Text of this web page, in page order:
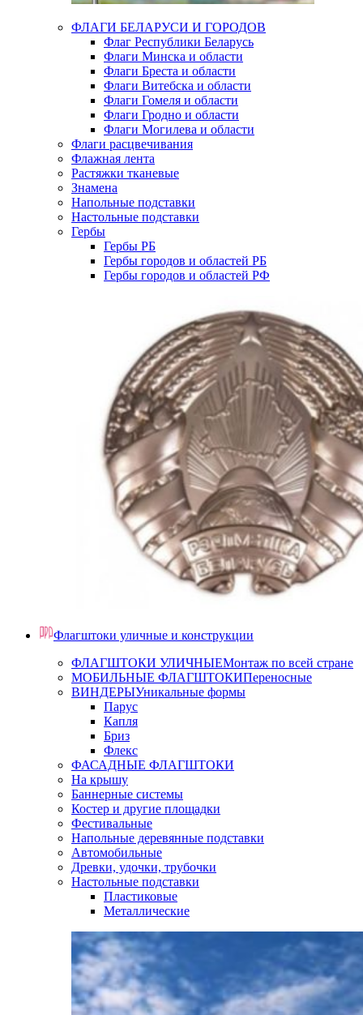
ФЛАГИ БЕЛАРУСИ И ГОРОДОВ
Флаг Республики Беларусь
Флаги Минска и области
Флаги Бреста и области
Флаги Витебска и области
Флаги Гомеля и области
Флаги Гродно и области
Флаги Могилева и области
Флаги расцвечивания
Флажная лента
Растяжки тканевые
Знамена
Напольные подставки
Настольные подставки
Гербы
Гербы РБ
Гербы городов и областей РБ
Гербы городов и областей РФ
Флагштоки уличные и конструкции
ФЛАГШТОКИ УЛИЧНЫЕМонтаж по всей стране
МОБИЛЬНЫЕ ФЛАГШТОКИПереносные
ВИНДЕРЫУникальные формы
Парус
Капля
Бриз
Флекс
ФАСАДНЫЕ ФЛАГШТОКИ
На крышу
Баннерные системы
Костер и другие площадки
Фестивальные
Напольные деревянные подставки
Автомобильные
Древки, удочки, трубочки
Настольные подставки
Пластиковые
Металлические